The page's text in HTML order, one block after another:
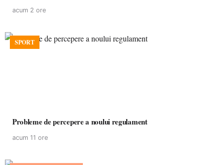
acum 2 ore
SPORT
Probleme de percepere a noului regulament
acum 11 ore